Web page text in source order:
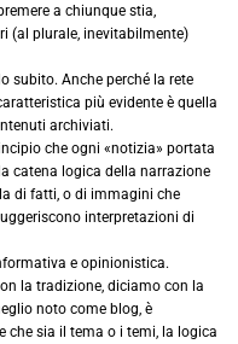
a chiunque stia,
(al plurale, inevitabilmente)
subito. Anche perché la rete
più evidente è quella
archiviati.
che ogni «notizia» portata
catena logica della narrazione
di fatti, o di immagini che
interpretazioni di
e opinionistica.
la tradizione, diciamo con la
noto come blog, è
che sia il tema o i temi, la logica